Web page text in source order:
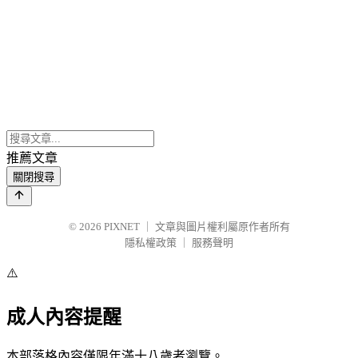
推薦文章
關閉搜尋
© 2026 PIXNET
文章與圖片權利屬原作者所有
隱私權政策
服務聲明
⚠️
成人內容提醒